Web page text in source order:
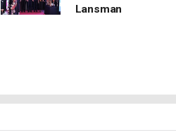
Lansman